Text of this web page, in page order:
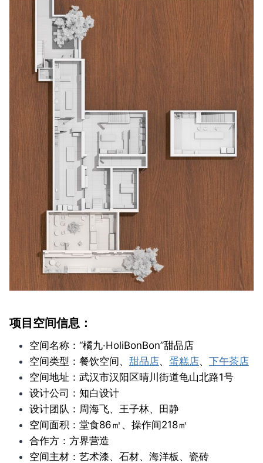
项目空间信息：
空间名称：“橘九·HoliBonBon”甜品店
空间类型：餐饮空间、 甜品店、 蛋糕店、 下午茶店
空间地址：武汉市汉阳区晴川街道龟山北路1号
设计公司：知白设计
设计团队：周海飞、王子林、田静
空间面积：堂食86㎡、操作间218㎡
合作方：方界营造
空间主材：艺术漆、石材、海洋板、瓷砖